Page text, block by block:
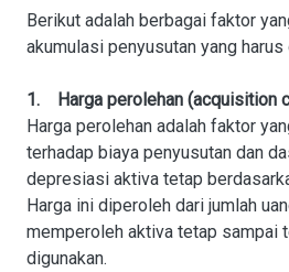
Berikut adalah berbagai faktor
akumulasi penyusutan yang harus
1. Harga perolehan (acquisition
Harga perolehan adalah faktor
terhadap biaya penyusutan dan
depresiasi aktiva tetap
Harga ini diperoleh dari jumlah
memperoleh aktiva tetap sampai
digunakan.